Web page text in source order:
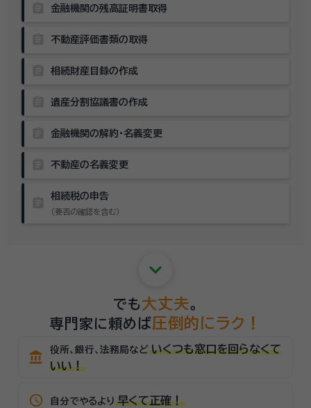
金融機関の残高証明書取得
不動産評価書類の取得
相続財産目録の作成
遺産分割協議書の作成
金融機関の解約・名義変更
不動産の名義変更
相続税の申告
（要否の確認を含む）
keyboard_arrow_down
でも 大丈夫。
専門家に頼めば圧倒的にラク！
account_balance 役所、銀行、法務局など いくつも窓口を回らなくて
いい！
schedule 自分でやるより 早くて正確！